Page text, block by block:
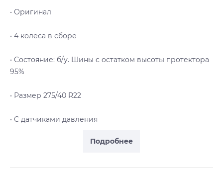
Подробнее
• Оригинал
• 4 колеса в сборе
• Cостояние: б/у. Шины с остатком высоты протектора
95%
• Размер 275/40 R22
• С датчиками давления